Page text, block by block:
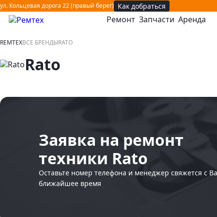
ул. Кольцевая дорога 22 (правый берег) Как добраться
открыть или закрыть навигационное меню
Ремонт Запчасти Аренда
REMTEXВСЕ БРЕНДЫRATO
Rato
Заявка на ремонт
техники Rato
Оставьте номер телефона и менеджер свяжется с
ближайшее время